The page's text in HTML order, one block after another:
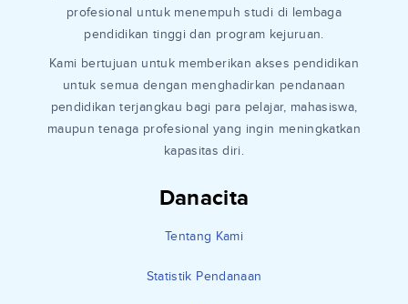
Danacita
Tentang Kami
Statistik Pendanaan
profesional untuk menempuh studi di lembaga
pendidikan tinggi dan program kejuruan.
Kami bertujuan untuk memberikan akses pendidikan
untuk semua dengan menghadirkan pendanaan
pendidikan terjangkau bagi para pelajar, mahasiswa,
maupun tenaga profesional yang ingin meningkatkan
kapasitas diri.